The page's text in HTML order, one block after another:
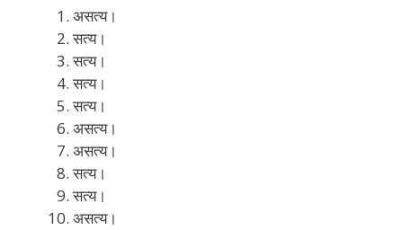
असत्य।
सत्य।
सत्य।
सत्य।
सत्य।
असत्य।
असत्य।
सत्य।
सत्य।
असत्य।